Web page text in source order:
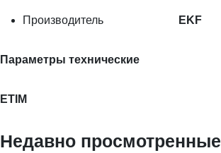
Производитель EKF
Параметры технические
ETIM
Недавно просмотренные